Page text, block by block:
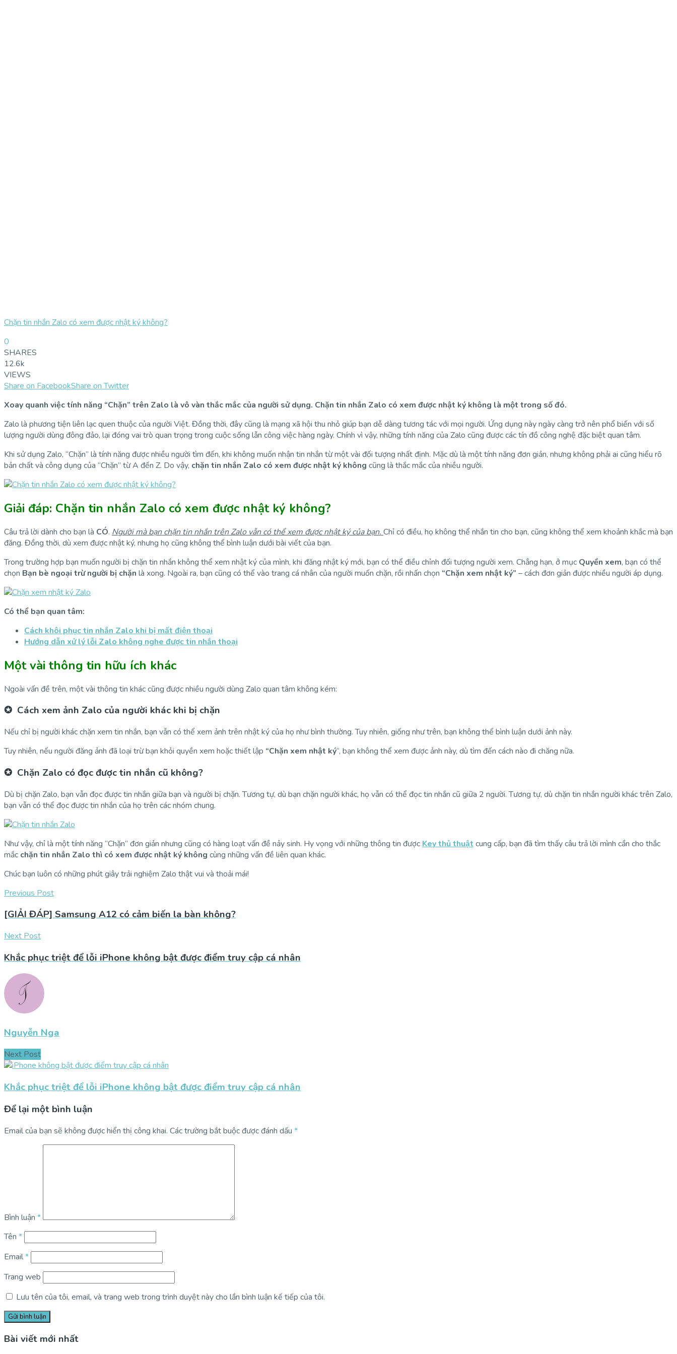
Chặn tin nhắn Zalo có xem được nhật ký không?
0
SHARES
12.6k
VIEWS
Share on FacebookShare on Twitter
Xoay quanh việc tính năng “Chặn” trên Zalo là vô vàn thắc mắc của người sử dụng. Chặn tin nhắn Zalo có xem được nhật ký không là một trong số đó.
Zalo là phương tiện liên lạc quen thuộc của người Việt. Đồng thời, đây cũng là mạng xã hội thu nhỏ giúp bạn dễ dàng tương tác với mọi người. Ứng dụng này ngày càng trở nên phổ biến với số
lượng người dùng đông đảo, lại đóng vai trò quan trọng trong cuộc sống lẫn công việc hàng ngày. Chính vì vậy, những tính năng của Zalo cũng được các tín đồ công nghệ đặc biệt quan tâm.
Khi sử dụng Zalo, “Chặn” là tính năng được nhiều người tìm đến, khi không muốn nhận tin nhắn từ một vài đối tượng nhất định. Mặc dù là một tính năng đơn giản, nhưng không phải ai cũng hiểu rõ
bản chất và công dụng của “Chặn” từ A đến Z. Do vậy, chặn tin nhắn Zalo có xem được nhật ký không cũng là thắc mắc của nhiều người.
Giải đáp: Chặn tin nhắn Zalo có xem được nhật ký không?
Câu trả lời dành cho bạn là CÓ. Người mà bạn chặn tin nhắn trên Zalo vẫn có thể xem được nhật ký của bạn. Chỉ có điều, họ không thể nhắn tin cho bạn, cũng không thể xem khoảnh khắc mà bạn
đăng. Đồng thời, dù xem được nhật ký, nhưng họ cũng không thể bình luận dưới bài viết của bạn.
Trong trường hợp bạn muốn người bị chặn tin nhắn không thể xem nhật ký của mình, khi đăng nhật ký mới, bạn có thể điều chỉnh đối tượng người xem. Chẳng hạn, ở mục Quyền xem, bạn có thể
chọn Bạn bè ngoại trừ người bị chặn là xong. Ngoài ra, bạn cũng có thể vào trang cá nhân của người muốn chặn, rồi nhấn chọn “Chặn xem nhật ký” – cách đơn giản được nhiều người áp dụng.
Có thể bạn quan tâm:
Cách khôi phục tin nhắn Zalo khi bị mất điện thoại
Hướng dẫn xử lý lỗi Zalo không nghe được tin nhắn thoại
Một vài thông tin hữu ích khác
Ngoài vấn đề trên, một vài thông tin khác cũng được nhiều người dùng Zalo quan tâm không kém:
✪ Cách xem ảnh Zalo của người khác khi bị chặn
Nếu chỉ bị người khác chặn xem tin nhắn, bạn vẫn có thể xem ảnh trên nhật ký của họ như bình thường. Tuy nhiên, giống như trên, bạn không thể bình luận dưới ảnh này.
Tuy nhiên, nếu người đăng ảnh đã loại trừ bạn khỏi quyền xem hoặc thiết lập “Chặn xem nhật ký“, bạn không thể xem được ảnh này, dù tìm đến cách nào đi chăng nữa.
✪ Chặn Zalo có đọc được tin nhắn cũ không?
Dù bị chặn Zalo, bạn vẫn đọc được tin nhắn giữa bạn và người bị chặn. Tương tự, dù bạn chặn người khác, họ vẫn có thể đọc tin nhắn cũ giữa 2 người. Tương tự, dù chặn tin nhắn người khác trên Zalo,
bạn vẫn có thể đọc được tin nhắn của họ trên các nhóm chung.
Như vậy, chỉ là một tính năng “Chặn” đơn giản nhưng cũng có hàng loạt vấn đề nảy sinh. Hy vọng với những thông tin được Key thủ thuật cung cấp, bạn đã tìm thấy câu trả lời mình cần cho thắc
mắc chặn tin nhắn Zalo thì có xem được nhật ký không cùng những vấn đề liên quan khác.
Chúc bạn luôn có những phút giây trải nghiệm Zalo thật vui và thoải mái!
Previous Post
[GIẢI ĐÁP] Samsung A12 có cảm biến la bàn không?
Next Post
Khắc phục triệt để lỗi iPhone không bật được điểm truy cập cá nhân
Nguyễn Nga
Next Post
Khắc phục triệt để lỗi iPhone không bật được điểm truy cập cá nhân
Để lại một bình luận
Email của bạn sẽ không được hiển thị công khai. Các trường bắt buộc được đánh dấu *
Bình luận *
Tên *
Email*
Trang web
Lưu tên của tôi, email, và trang web trong trình duyệt này cho lần bình luận kế tiếp của tôi.
Bài viết mới nhất